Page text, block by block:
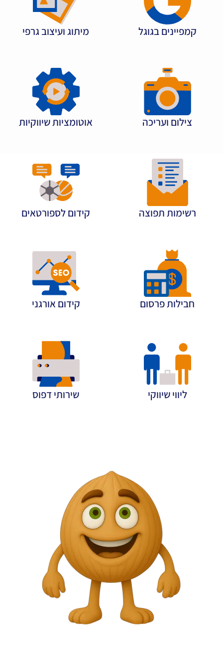
קמפיינים בגוגל מיתוג ועיצוב גרפי
צילום ועריכה אוטומציות שיווקיות
רשימות תפוצה קידום לספורטאים
חבילות פרסום קידום אורגני
ליווי שיווקי שירותי דפוס